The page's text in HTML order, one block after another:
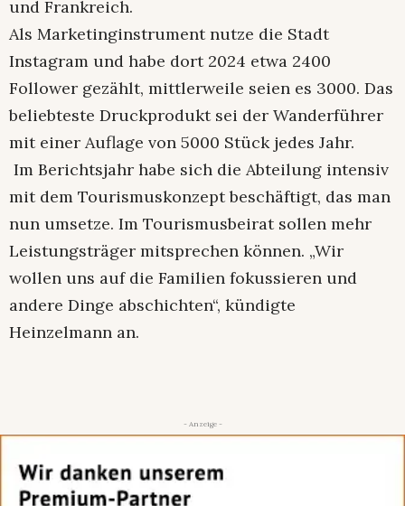
und Frankreich.
Als Marketinginstrument nutze die Stadt
Instagram und habe dort 2024 etwa 2400
Follower gezählt, mittlerweile seien es 3000. Das
beliebteste Druckprodukt sei der Wanderführer
mit einer Auflage von 5000 Stück jedes Jahr.
Im Berichtsjahr habe sich die Abteilung intensiv
mit dem Tourismuskonzept beschäftigt, das man
nun umsetze. Im Tourismusbeirat sollen mehr
Leistungsträger mitsprechen können. „Wir
wollen uns auf die Familien fokussieren und
andere Dinge abschichten“, kündigte
Heinzelmann an.
- Anzeige -